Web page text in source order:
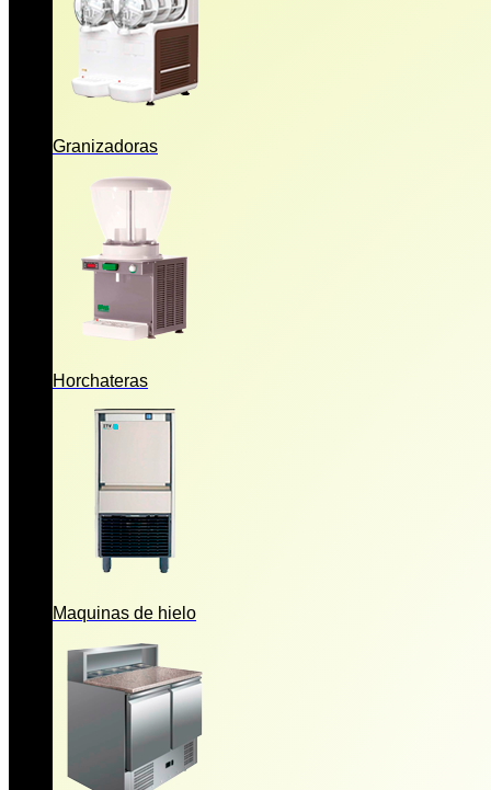
Granizadoras
Horchateras
Maquinas de hielo